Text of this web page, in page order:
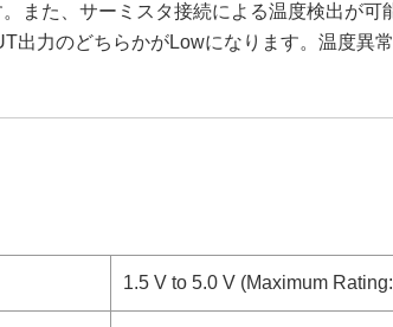
また、サーミスタ接続による温度検出が
出力のどちらかがLowになります。温度異
1.5 V to 5.0 V (Maximum